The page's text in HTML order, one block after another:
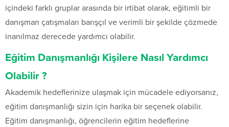
içindeki farklı gruplar arasında bir irtibat olarak, eğitimli bir
danışman çatışmaları barışçıl ve verimli bir şekilde çözmede
inanılmaz derecede yardımcı olabilir.
Eğitim Danışmanlığı Kişilere Nasıl Yardımcı
Olabilir ?
Akademik hedeflerinize ulaşmak için mücadele ediyorsanız,
eğitim danışmanlığı sizin için harika bir seçenek olabilir.
Eğitim danışmanlığı, öğrencilerin eğitim hedeflerine